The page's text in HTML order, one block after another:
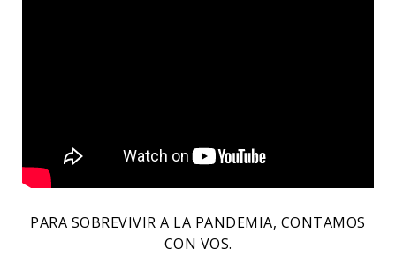
PARA SOBREVIVIR A LA PANDEMIA, CONTAMOS
CON VOS.